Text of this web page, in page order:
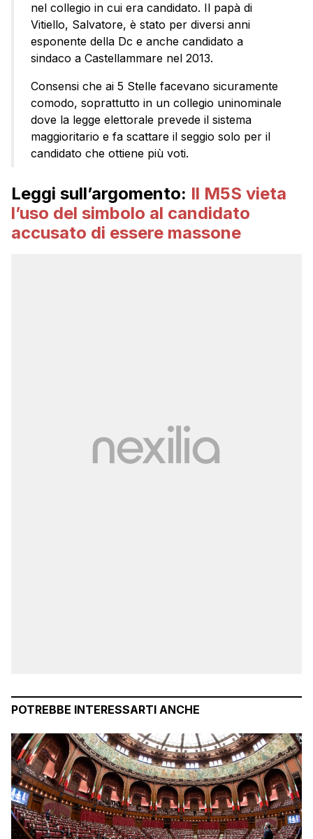
nel collegio in cui era candidato. Il papà di
Vitiello, Salvatore, è stato per diversi anni
esponente della Dc e anche candidato a
sindaco a Castellammare nel 2013.
Consensi che ai 5 Stelle facevano sicuramente
comodo, soprattutto in un collegio uninominale
dove la legge elettorale prevede il sistema
maggioritario e fa scattare il seggio solo per il
candidato che ottiene più voti.
Leggi sull’argomento: Il M5S vieta
l’uso del simbolo al candidato
accusato di essere massone
POTREBBE INTERESSARTI ANCHE